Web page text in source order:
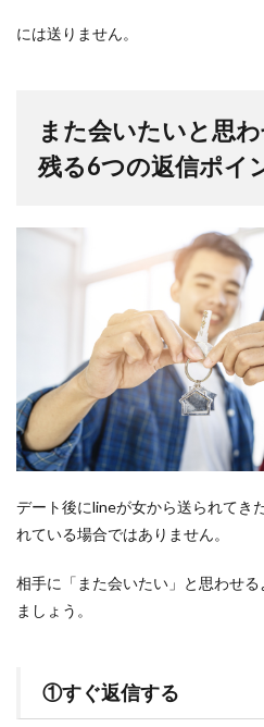
には送りません。
また会いたいと思
残る6つの返信ポイ
デート後にlineが女から送られてき
れている場合ではありません。
相手に「また会いたい」と思わせる
ましょう。
①すぐ返信する